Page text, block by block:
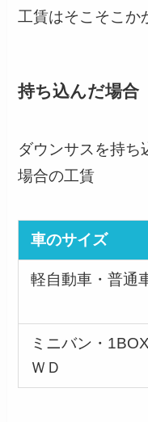
工賃はそこそこか
持ち込んだ場合
ダウンサスを持ち
場合の工賃
車のサイズ
軽自動車・普通
ミニバン・
ＷＤ